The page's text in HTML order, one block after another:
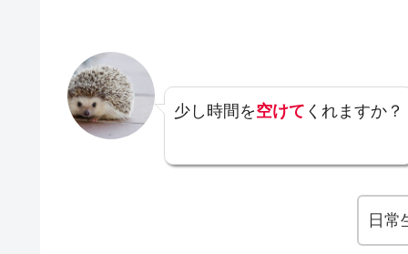
少し時間を空けて くれますか？
日常